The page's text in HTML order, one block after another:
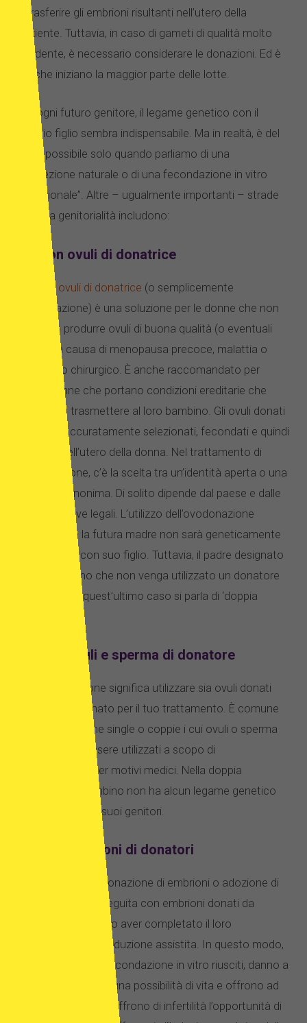
e trasferire gli embrioni risultanti nell’utero della
paziente. Tuttavia, in caso di gameti di qualità molto
scadente, è necessario considerare le donazioni. Ed è
qui che iniziano la maggior parte delle lotte.
Per ogni futuro genitore, il legame genetico con il
proprio figlio sembra indispensabile. Ma in realtà, è del
tutto possibile solo quando parliamo di una
concezione naturale o di una fecondazione in vitro
“tradizionale”. Altre – ugualmente importanti – strade
verso la genitorialità includono:
FIV con ovuli di donatrice
FIV con ovuli di donatrice (o semplicemente
ovodonazione) è una soluzione per le donne che non
possono produrre ovuli di buona qualità (o eventuali
ovociti) a causa di menopausa precoce, malattia o
intervento chirurgico. È anche raccomandato per
quelle donne che portano condizioni ereditarie che
temono di trasmettere al loro bambino. Gli ovuli donati
vengono accuratamente selezionati, fecondati e quindi
trasferiti nell’utero della donna. Nel trattamento di
ovodonazione, c’è la scelta tra un’identità aperta o una
donatrice anonima. Di solito dipende dal paese e dalle
sue normative legali. L’utilizzo dell’ovodonazione
significa che la futura madre non sarà geneticamente
imparentata con suo figlio. Tuttavia, il padre designato
lo sarà, a meno che non venga utilizzato un donatore
di sperma. In quest’ultimo caso si parla di ‘doppia
FIV con ovuli e sperma di donatore
Doppia donazione significa utilizzare sia ovuli donati
che sperma donato per il tuo trattamento. È comune
nel caso di donne single o coppie i cui ovuli o sperma
non possono essere utilizzati a scopo di
concepimento per motivi medici. Nella doppia
donazione, il bambino non ha alcun legame genetico
con nessuno dei suoi genitori.
FIV con embrioni di donatori
Si chiama anche donazione di embrioni o adozione di
embrioni. Viene eseguita con embrioni donati da
un’altra coppia dopo aver completato il loro
trattamento di riproduzione assistita. In questo modo,
dopo i tentativi di fecondazione in vitro riusciti, danno a
tutti i loro embrioni una possibilità di vita e offrono ad
altre persone che soffrono di infertilità l’opportunità di